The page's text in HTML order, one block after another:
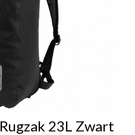
23L Zwart